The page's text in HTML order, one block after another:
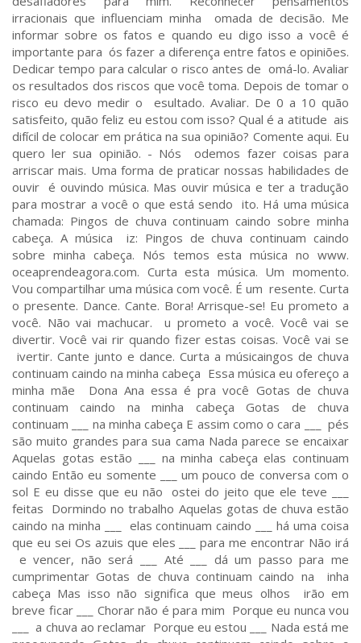
irracionais que influenciam minha omada de decisão. Me
informar sobre os fatos e quando eu digo isso a você é
importante para ós fazer a diferença entre fatos e opiniões.
Dedicar tempo para calcular o risco antes de omá-lo. Avaliar
os resultados dos riscos que você toma. Depois de tomar o
risco eu devo medir o esultado. Avaliar. De 0 a 10 quão
satisfeito, quão feliz eu estou com isso? Qual é a atitude ais
difícil de colocar em prática na sua opinião? Comente aqui. Eu
quero ler sua opinião. - Nós odemos fazer coisas para
arriscar mais. Uma forma de praticar nossas habilidades de
ouvir é ouvindo música. Mas ouvir música e ter a tradução
para mostrar a você o que está sendo ito. Há uma música
chamada: Pingos de chuva continuam caindo sobre minha
cabeça. A música iz: Pingos de chuva continuam caindo
sobre minha cabeça. Nós temos esta música no www.
oceaprendeagora.com. Curta esta música. Um momento.
Vou compartilhar uma música com você. É um resente. Curta
o presente. Dance. Cante. Bora! Arrisque-se! Eu prometo a
você. Não vai machucar. u prometo a você. Você vai se
divertir. Você vai rir quando fizer estas coisas. Você vai se
ivertir. Cante junto e dance. Curta a músicaingos de chuva
continuam caindo na minha cabeça Essa música eu ofereço a
minha mãe Dona Ana essa é pra você Gotas de chuva
continuam caindo na minha cabeça Gotas de chuva
continuam ___ na minha cabeça E assim como o cara ___ pés
são muito grandes para sua cama Nada parece se encaixar
Aquelas gotas estão ___ na minha cabeça elas continuam
caindo Então eu somente ___ um pouco de conversa com o
sol E eu disse que eu não ostei do jeito que ele teve ___
feitas Dormindo no trabalho Aquelas gotas de chuva estão
caindo na minha ___ elas continuam caindo ___ há uma coisa
que eu sei Os azuis que eles ___ para me encontrar Não irá
e vencer, não será ___ Até ___ dá um passo para me
cumprimentar Gotas de chuva continuam caindo na inha
cabeça Mas isso não significa que meus olhos irão em
breve ficar ___ Chorar não é para mim Porque eu nunca vou
___ a chuva ao reclamar Porque eu estou ___ Nada está me